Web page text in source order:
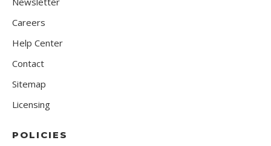
Careers
Help Center
Contact
Sitemap
Licensing
POLICIES